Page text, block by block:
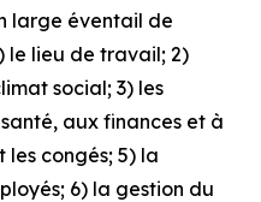
large éventail de
le lieu de travail; 2)
social; 3) les
aux finances et à
les congés; 5) la
6) la gestion du